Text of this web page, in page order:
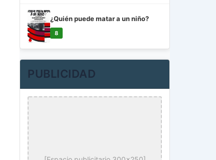
¿Quién puede matar a un niño?
8
PUBLICIDAD